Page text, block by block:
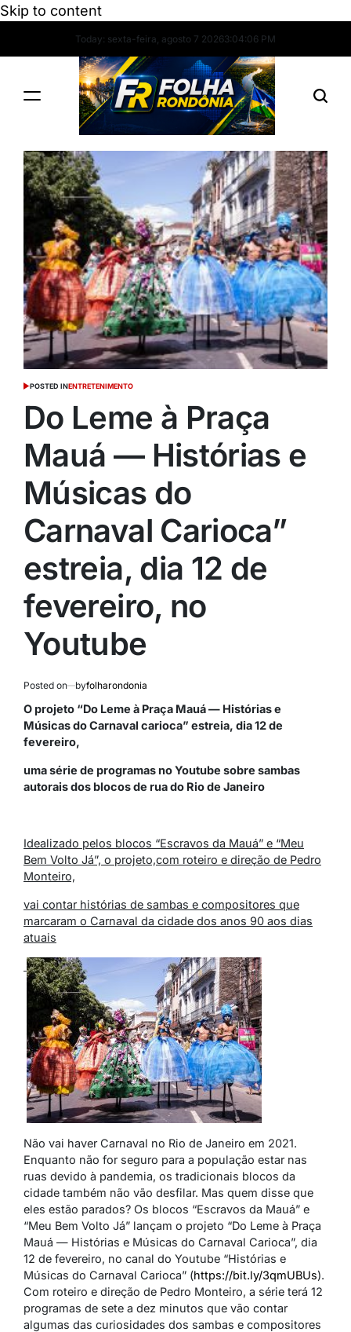
Skip to content
Today: sexta-feira, agosto 7 20263:04:07 PM
POSTED INENTRETENIMENTO
Do Leme à Praça
Mauá — Histórias e
Músicas do
Carnaval Carioca”
estreia, dia 12 de
fevereiro, no
Youtube
Posted on byfolharondonia
O projeto “Do Leme à Praça Mauá — Histórias e
Músicas do Carnaval carioca” estreia, dia 12 de
fevereiro,
uma série de programas no Youtube sobre sambas
autorais dos blocos de rua do Rio de Janeiro
Idealizado pelos blocos “Escravos da Mauá” e “Meu
Bem Volto Já”, o projeto,com roteiro e direção de Pedro
Monteiro,
vai contar histórias de sambas e compositores que
marcaram o Carnaval da cidade dos anos 90 aos dias
atuais
Não vai haver Carnaval no Rio de Janeiro em 2021.
Enquanto não for seguro para a população estar nas
ruas devido à pandemia, os tradicionais blocos da
cidade também não vão desfilar. Mas quem disse que
eles estão parados? Os blocos “Escravos da Mauá” e
“Meu Bem Volto Já” lançam o projeto “Do Leme à Praça
Mauá — Histórias e Músicas do Carnaval Carioca”, dia
12 de fevereiro, no canal do Youtube “Histórias e
Músicas do Carnaval Carioca” (https://bit.ly/3qmUBUs).
Com roteiro e direção de Pedro Monteiro, a série terá 12
programas de sete a dez minutos que vão contar
algumas das curiosidades dos sambas e compositores